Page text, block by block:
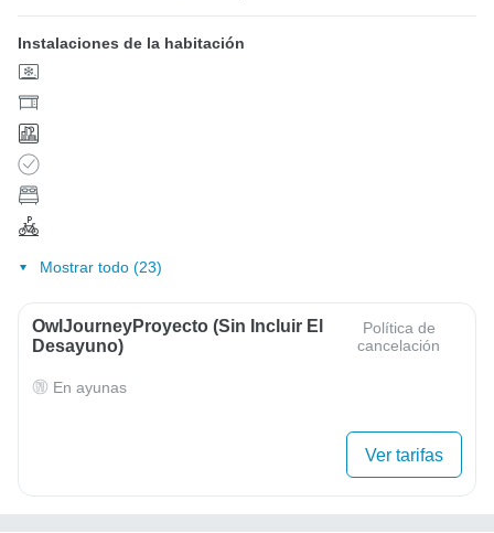
Instalaciones de la habitación
Mostrar todo (23)
OwlJourneyProyecto (sin Incluir El
Desayuno)
Política de
cancelación
En ayunas
Ver tarifas